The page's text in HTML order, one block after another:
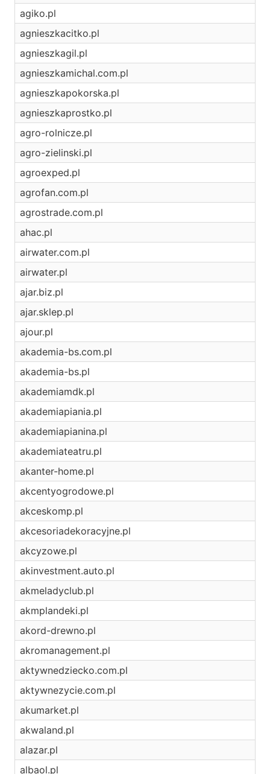
agiko.pl
agnieszkacitko.pl
agnieszkagil.pl
agnieszkamichal.com.pl
agnieszkapokorska.pl
agnieszkaprostko.pl
agro-rolnicze.pl
agro-zielinski.pl
agroexped.pl
agrofan.com.pl
agrostrade.com.pl
ahac.pl
airwater.com.pl
airwater.pl
ajar.biz.pl
ajar.sklep.pl
ajour.pl
akademia-bs.com.pl
akademia-bs.pl
akademiamdk.pl
akademiapiania.pl
akademiapianina.pl
akademiateatru.pl
akanter-home.pl
akcentyogrodowe.pl
akceskomp.pl
akcesoriadekoracyjne.pl
akcyzowe.pl
akinvestment.auto.pl
akmeladyclub.pl
akmplandeki.pl
akord-drewno.pl
akromanagement.pl
aktywnedziecko.com.pl
aktywnezycie.com.pl
akumarket.pl
akwaland.pl
alazar.pl
albaol.pl